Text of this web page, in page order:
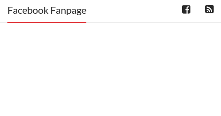
Facebook Fanpage